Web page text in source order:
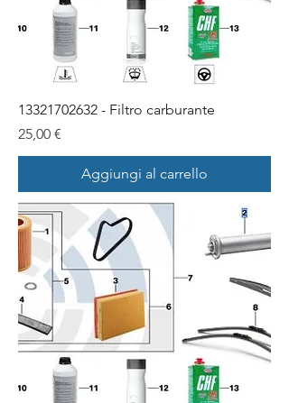
13321702632 - Filtro carburante
Prezzo
25,00 €
Aggiungi al carrello